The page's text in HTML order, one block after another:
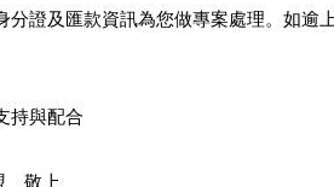
分證及匯款資訊為您做專案處理。如
持與配合
敬上